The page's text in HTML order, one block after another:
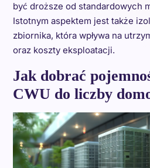
być droższe od standardowych
Istotnym aspektem jest także
zbiornika, która wpływa na
oraz koszty eksploatacji.
Jak dobrać
CWU do liczby